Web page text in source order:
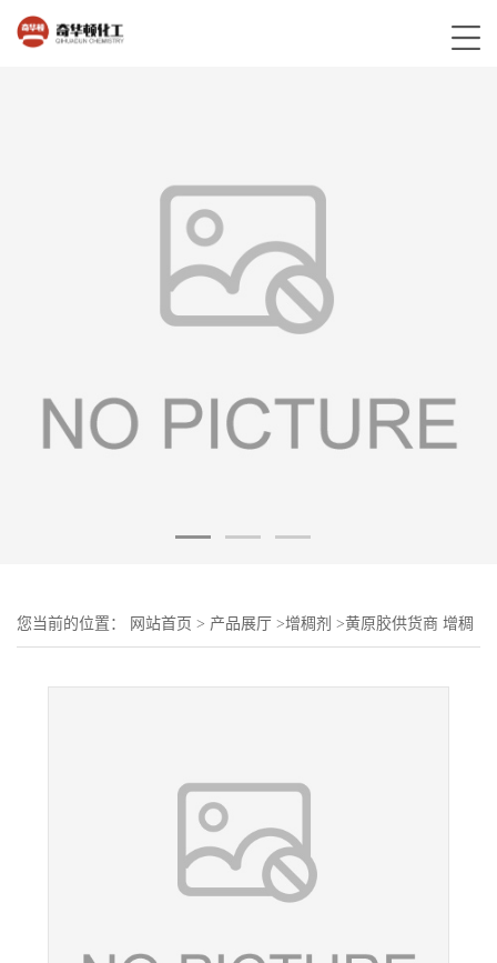
您当前的位置： 网站首页 > 产品展厅 >增稠剂 >黄原胶供货商 增稠